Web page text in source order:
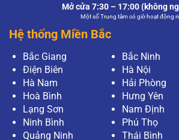
Mở cửa 7:30 – 17:00 (không
Một số Trung tâm có giờ hoạt động
Hệ thống Miền Bắc
Bắc Giang
Bắc Ninh
Điện Biên
Hà Nội
Hà Nam
Hải Phòng
Hoà Bình
Hưng Yên
Lạng Sơn
Nam Định
Ninh Bình
Phú Thọ
Quảng Ninh
Thái Bình